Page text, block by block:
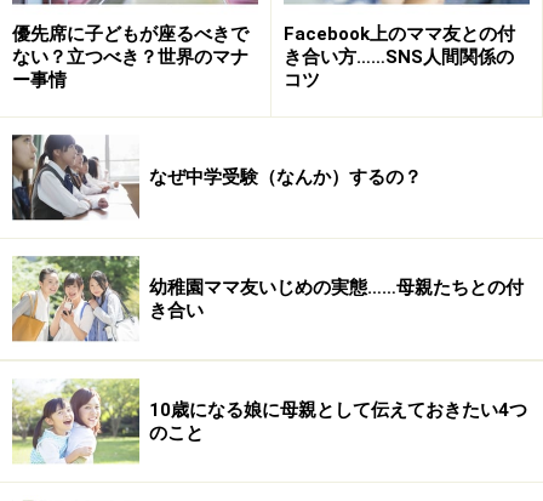
優先席に子どもが座るべきで
ない？立つべき？世界のマナ
ー事情
Facebook上のママ友との付
き合い方……SNS人間関係の
コツ
なぜ中学受験（なんか）するの？
幼稚園ママ友いじめの実態……母親たちとの付
き合い
10歳になる娘に母親として伝えておきたい4つ
のこと